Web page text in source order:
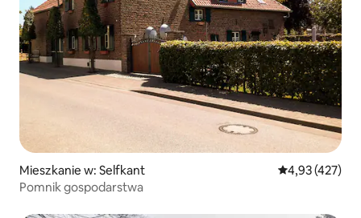
Mieszkanie w: Selfkant Średnia
4,93 (427)
Pomnik gospodarstwa